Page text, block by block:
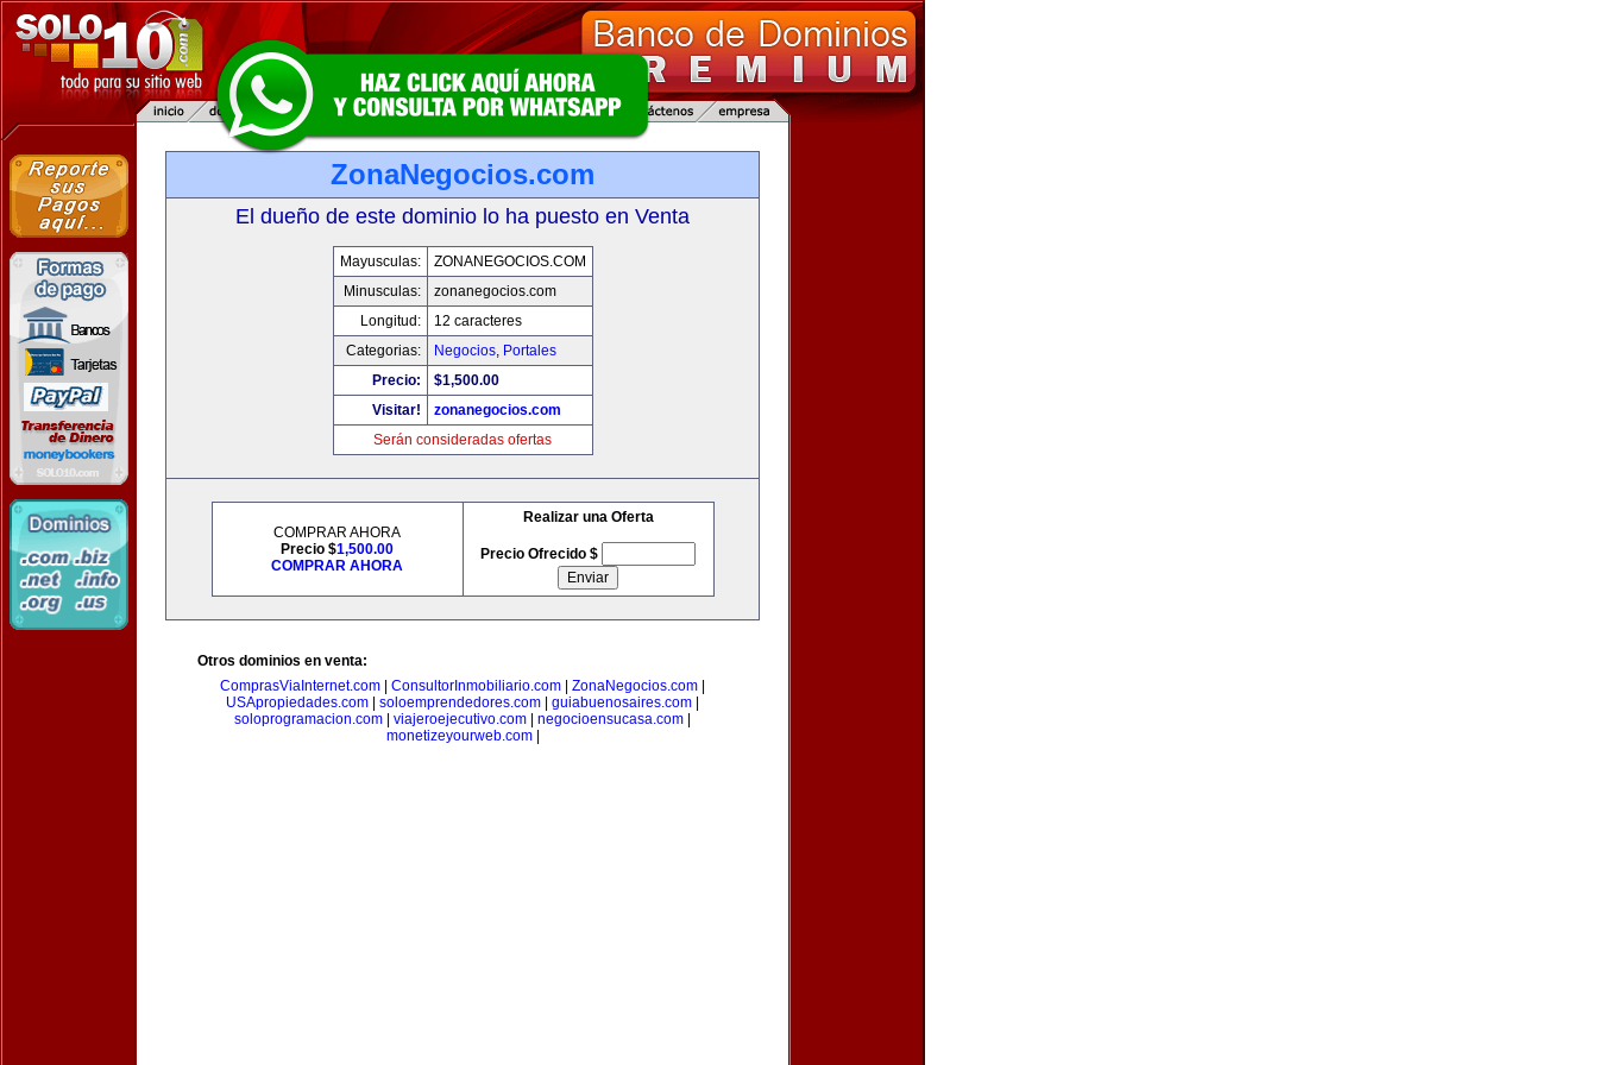
ZonaNegocios.com
El dueño de este dominio lo ha puesto en Venta
Mayusculas:
ZONANEGOCIOS.COM
Minusculas:
zonanegocios.com
Longitud:
12 caracteres
Categorias:
Negocios, Portales
Precio:
$1,500.00
Visitar!
zonanegocios.com
Serán consideradas ofertas
COMPRAR AHORA
Precio $1,500.00
COMPRAR AHORA
Realizar una Oferta
Precio Ofrecido $
Otros dominios en venta:
ComprasViaInternet.com
ConsultorInmobiliario.com ZonaNegocios.com
USApropiedades.com
soloemprendedores.com guiabuenosaires.com
soloprogramacion.com
viajeroejecutivo.com negocioensucasa.com
monetizeyourweb.com|